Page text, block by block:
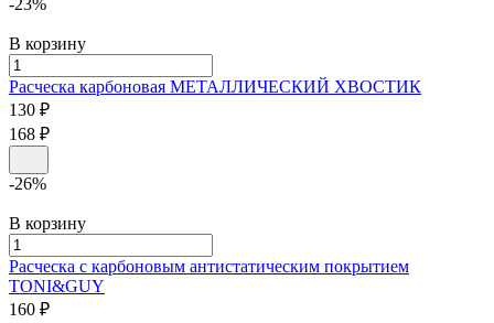
-23%
В корзину
Расческа карбоновая МЕТАЛЛИЧЕСКИЙ ХВОСТИК
130 ₽
168 ₽
-26%
В корзину
Расческа с карбоновым антистатическим покрытием
TONI&GUY
160 ₽